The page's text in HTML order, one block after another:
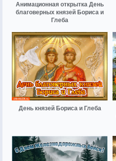
Анимационная открытка День
благоверных князей Бориса и
Глеба
День князей Бориса и Глеба